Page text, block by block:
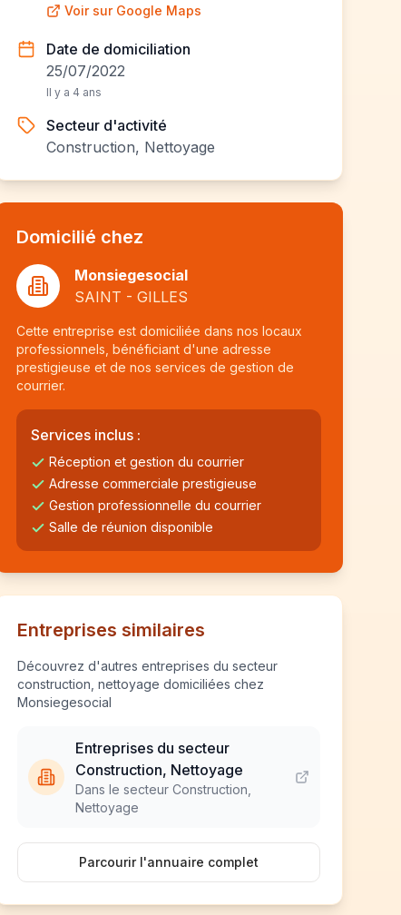
Voir sur Google Maps
Date de domiciliation
25/07/2022
Il y a 4 ans
Secteur d'activité
Construction, Nettoyage
Domicilié chez
Monsiegesocial
SAINT - GILLES
Cette entreprise est domiciliée dans nos locaux
professionnels, bénéficiant d'une adresse
prestigieuse et de nos services de gestion de
courrier.
Services inclus :
Réception et gestion du courrier
Adresse commerciale prestigieuse
Gestion professionnelle du courrier
Salle de réunion disponible
Entreprises similaires
Découvrez d'autres entreprises du secteur
construction, nettoyage domiciliées chez
Monsiegesocial
Entreprises du secteur
Construction, Nettoyage
Dans le secteur Construction,
Nettoyage
Parcourir l'annuaire complet